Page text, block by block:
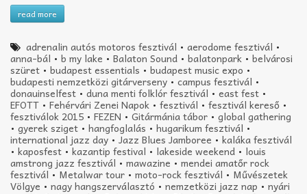
read more
adrenalin autós motoros fesztivál •aerodome fesztivál •
anna-bál • b my lake • Balaton Sound • balatonpark • belvárosi
szüret • budapest essentials • budapest music expo •
budapesti nemzetközi gitárverseny • campus fesztivál •
donauinselfest • duna menti folklór fesztivál • east fest •
EFOTT • Fehérvári Zenei Napok • fesztivál • fesztivál kereső •
fesztiválok 2015 • FEZEN • Gitármánia tábor • global gathering
• gyerek sziget • hangfoglalás • hugarikum fesztivál •
international jazz day• Jazz Blues Jamboree • kaláka fesztivál
• kaposfest •kazantip festival • lakeside weekend • louis
amstrong jazz fesztivál • mawazine • mendei amatőr rock
fesztivál•Metalwar tour • moto-rock fesztivál • Művészetek
Völgye • nagy hangszerválasztó • nemzetközi jazz nap • nyári